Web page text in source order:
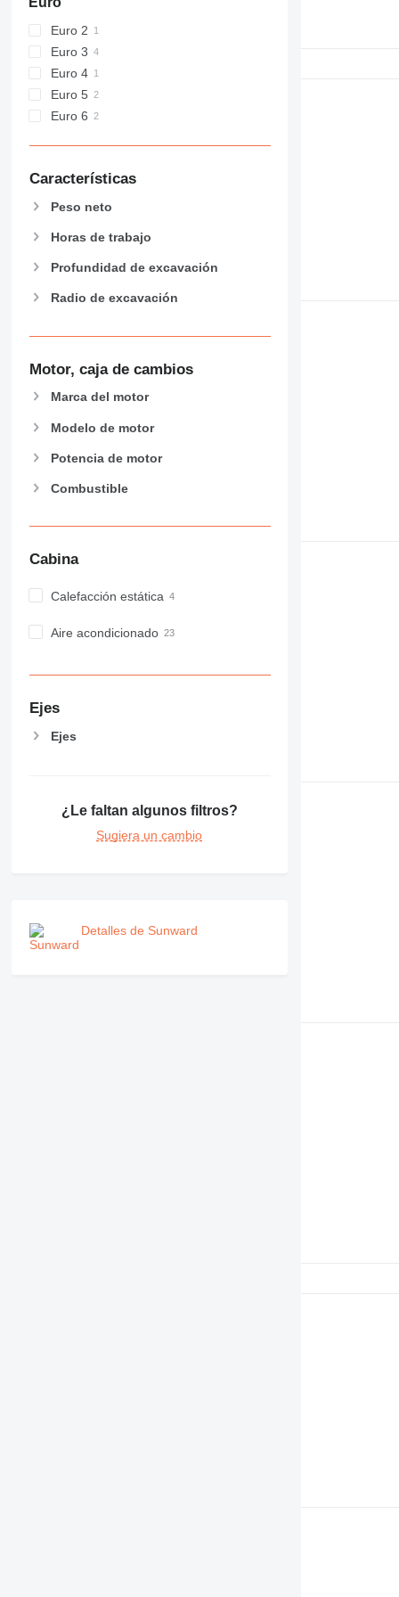
F-series
GC
M-series
MH
NR
Euro 2
Euro 3
Euro 4
Euro 5
Euro 6
Características
Peso neto
Horas de trabajo
Profundidad de excavación
Radio de excavación
Motor, caja de cambios
Marca del motor
Modelo de motor
Potencia de motor
Combustible
Cabina
Calefacción estática
Aire acondicionado
Ejes
Ejes
¿Le faltan algunos filtros?
Sugiera un cambio
Detalles de Sunward